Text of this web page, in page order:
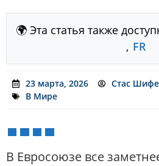
🌍 Эта статья также
, FR
23 марта, 2026 Стас
В Мире
В Евросоюзе все